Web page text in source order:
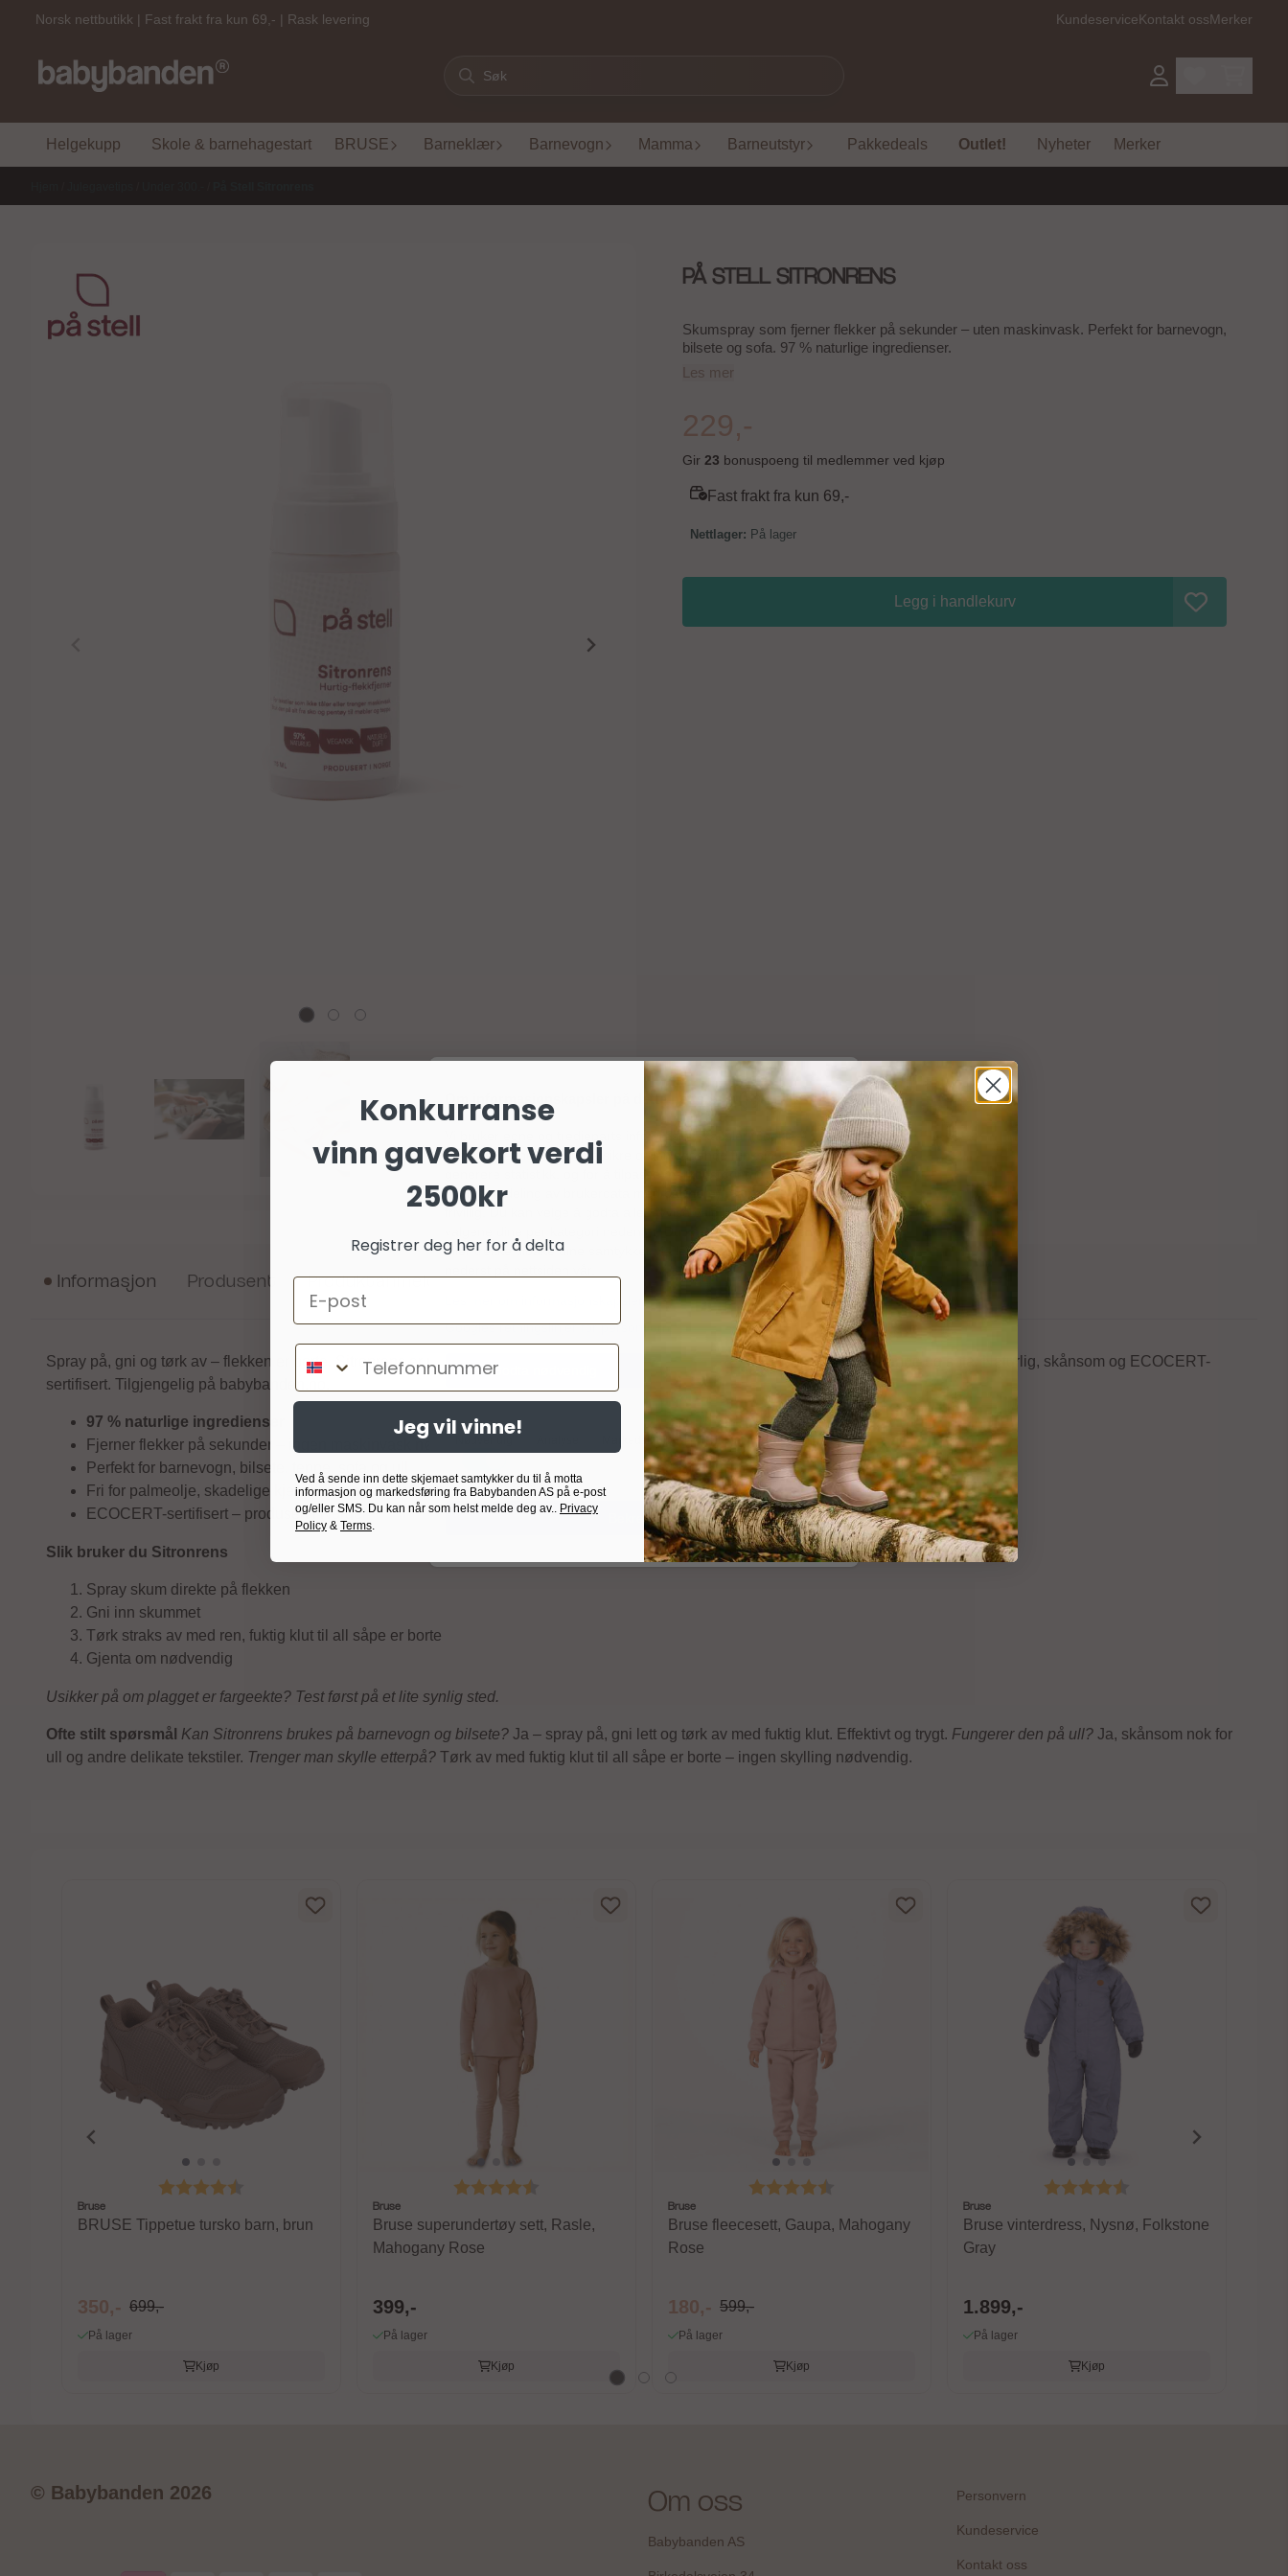
Hopp til innhold
Norsk nettbutikk | Fast frakt fra kun 69,- | Rask levering KundeserviceKontakt ossMerker
Helgekupp Skole & barnehagestart BRUSE Barneklær Barnevogn Mamma Barneutstyr Pakkedeals Outlet! Nyheter Merker
PÅ STELL SITRONRENS
Skumspray som fjerner flekker på sekunder – uten maskinvask. Perfekt for barnevogn,
bilsete og sofa. 97 % naturlige ingredienser.
Les mer
229,-
Gir 23 bonuspoeng til medlemmer ved kjøp
Fast frakt fra kun 69,-
På lager
Legg i handlekurv
Informasjon Produsent Produktanmeldelser Spørsmål og svar Ingredienser
Spray på, gni og tørk av – flekken er borte. Sitronrens er perfekt for alt som ikke kan slenges i maskinen: barnevogn, bilsete, teppe og sofa. Naturlig, skånsom og ECOCERT-
sertifisert. Tilgjengelig på babybanden.no.
97 % naturlige ingredienser
Fjerner flekker på sekunder – ingen maskinvask nødvendig
Perfekt for barnevogn, bilsete, teppe, sofa og ull
Fri for palmeolje, skadelige kjemikalier og syntetisk parfyme
ECOCERT-sertifisert – produsert i Norge
Slik bruker du Sitronrens
Spray skum direkte på flekken
Gni inn skummet
Tørk straks av med ren, fuktig klut til all såpe er borte
Gjenta om nødvendig
Usikker på om plagget er fargeekte? Test først på et lite synlig sted.
Ofte stilt spørsmål Kan Sitronrens brukes på barnevogn og bilsete? Ja – spray på, gni lett og tørk av med fuktig klut. Effektivt og trygt. Fungerer den på ull? Ja, skånsom nok for
ull og andre delikate tekstiler. Trenger man skylle etterpå? Tørk av med fuktig klut til all såpe er borte – ingen skylling nødvendig.
Karakter:
Bruse
BRUSE Tippetue tursko barn, brun
350,- 699,-
På lager
Kjøp
Karakter:
Bruse
Bruse superundertøy sett, Rasle,
Mahogany Rose
399,-
På lager
Kjøp
Karakter:
Bruse
Bruse fleecesett, Gaupa, Mahogany
Rose
180,- 599,-
På lager
Kjøp
Karakter:
Bruse
Bruse vinterdress, Nysnø, Folkstone
Gray
1.899,-
På lager
Kjøp
© Babybanden 2026 Om oss
Babybanden AS
Personvern
Kundeservice
Kontakt oss
Om informasjonskapsler på dette nettstedet
Vi bruker egne og tredjeparts informasjonskapsler (cookies) og
lignende teknologier for å sikre grunnleggende funksjoner,
generere statistikk, og for å tilpasse markedsføring og annonser
(inkludert deling av brukerdata med partnere). Samtykket er helt
frivillig. Du kan velge å godta alle, avvise valgfrie, eller tilpasse
valgene dine per kategori nedenfor. Du kan når som helst endre
eller trekke tilbake dine samtykker via lenken «personvern»
Googles retningslinjer for personvern
Godta nødvendig Godta alle
Markedsføring Målrettet Egendefinert
Bekreft valg
Konkurranse
vinn gavekort verdi
2500kr
Registrer deg her for å delta
Email
Telefonnummer
Jeg vil vinne!
Ved å sende inn dette skjemaet samtykker du til å motta
informasjon og markedsføring fra Babybanden AS på e-post
og/eller SMS. Du kan når som helst melde deg av.. Privacy
Policy & Terms.